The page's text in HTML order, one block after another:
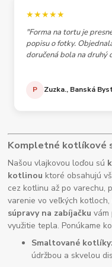
★★★★★
"Forma na tortu je
popisu o fotky.
doručená bola na druhý
P Zuzka., Banská
Kompletné kotlíkové
Našou vlajkovou loďou sú
kotlinou ktoré obsahujú
cez kotlinu až po varechu,
varenie vo veľkých kotloch,
súpravy na zabíjačku vám
využitie tepla. Ponúkame
Smaltované kotlíky:
údržbou a skvelou